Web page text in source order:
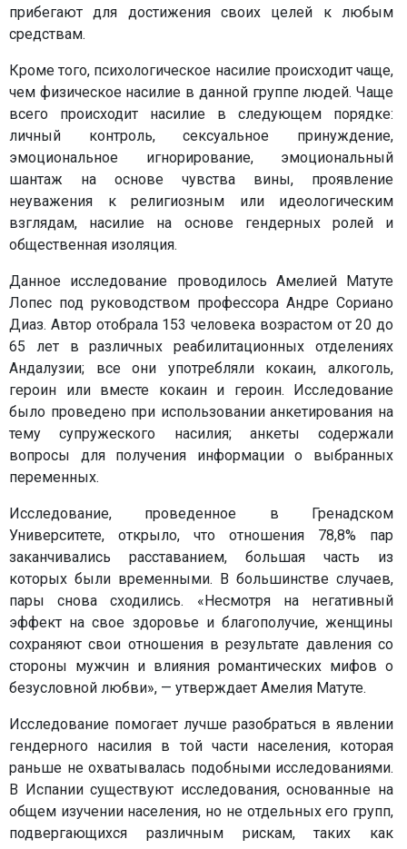
прибегают для достижения своих целей к любым
средствам.
Кроме того, психологическое насилие происходит чаще,
чем физическое насилие в данной группе людей. Чаще
всего происходит насилие в следующем порядке:
личный контроль, сексуальное принуждение,
эмоциональное игнорирование, эмоциональный
шантаж на основе чувства вины, проявление
неуважения к религиозным или идеологическим
взглядам, насилие на основе гендерных ролей и
общественная изоляция.
Данное исследование проводилось Амелией Матуте
Лопес под руководством профессора Андре Сориано
Диаз. Автор отобрала 153 человека возрастом от 20 до
65 лет в различных реабилитационных отделениях
Андалузии; все они употребляли кокаин, алкоголь,
героин или вместе кокаин и героин. Исследование
было проведено при использовании анкетирования на
тему супружеского насилия; анкеты содержали
вопросы для получения информации о выбранных
переменных.
Исследование, проведенное в Гренадском
Университете, открыло, что отношения 78,8% пар
заканчивались расставанием, большая часть из
которых были временными. В большинстве случаев,
пары снова сходились. «Несмотря на негативный
эффект на свое здоровье и благополучие, женщины
сохраняют свои отношения в результате давления со
стороны мужчин и влияния романтических мифов о
безусловной любви», — утверждает Амелия Матуте.
Исследование помогает лучше разобраться в явлении
гендерного насилия в той части населения, которая
раньше не охватывалась подобными исследованиями.
В Испании существуют исследования, основанные на
общем изучении населения, но не отдельных его групп,
подвергающихся различным рискам, таких как